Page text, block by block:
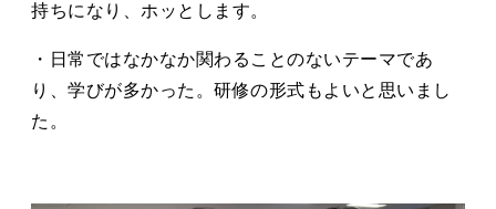
持ちになり、ホッとします。
・日常ではなかなか関わることのないテーマであ
り、学びが多かった。研修の形式もよいと思いまし
た。